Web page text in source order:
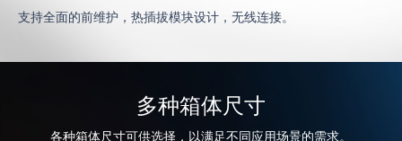
支持全面的前维护，热插拔模块设计，无线连接。
多种箱体尺寸
各种箱体尺寸可供选择，以满足不同应用场景的需求。